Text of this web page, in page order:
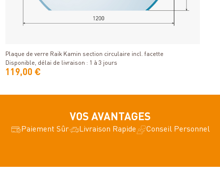
Plaque de verre Raik Kamin section circulaire incl. facette
Disponible, délai de livraison : 1 à 3 jours
119,00 €
VOS AVANTAGES
Paiement Sûr Livraison Rapide Conseil Personnel